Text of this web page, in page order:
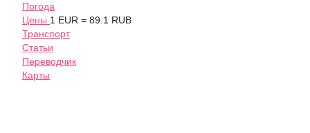
Погода
Цены 1 EUR = 89.1 RUB
Транспорт
Статьи
Переводчик
Карты